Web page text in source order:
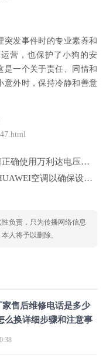
突发事件时的专业素养和
营，也保护了小狗的安
是一个关于责任、同情和
意外时，保持冷静和善意
利达电压力锅进行烹饪？
延长使用寿命？这个标题旨在引导读者
负责，只为传播网络信息
人将予以删除。
售后维修电话是多少
么换详细步骤和注意事